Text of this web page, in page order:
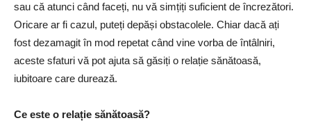
sau că atunci când faceți, nu vă simțiți suficient de încrezători.
Oricare ar fi cazul, puteți depăși obstacolele. Chiar dacă ați
fost dezamagit în mod repetat când vine vorba de întâlniri,
aceste sfaturi vă pot ajuta să găsiți o relație sănătoasă,
iubitoare care durează.
Ce este o relație sănătoasă?